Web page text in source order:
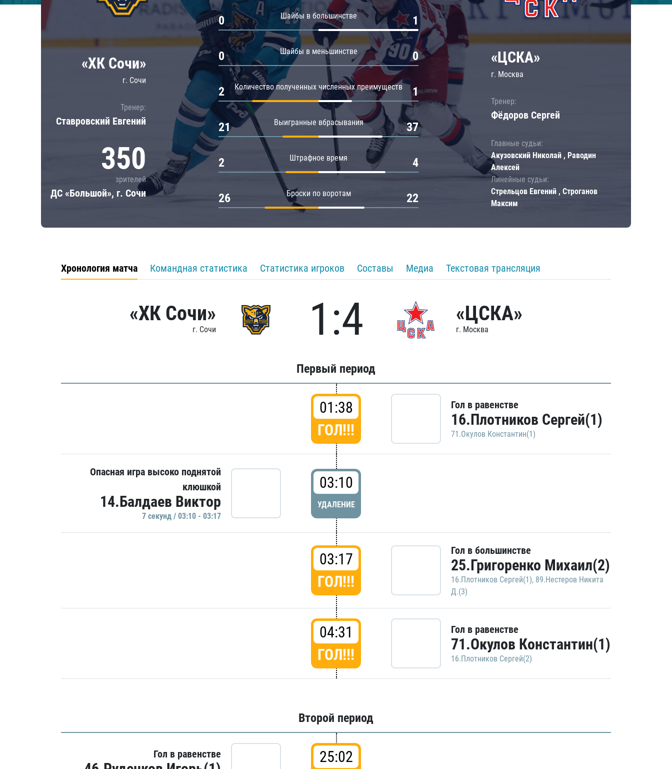
Локомотив
ЦСКА
Шанхайские Драконы
Амур
Барыс
Салават Юлаев
«ХК Сочи»
г. Сочи
Тренер:
Ставровский Евгений
350
зрителей
ДС «Большой», г. Сочи
Шайбы в большинстве
0 1
Шайбы в меньшинстве
0 0
Количество полученных численных преимуществ
2 1
Выигранные вбрасывания
21 37
Штрафное время
2 4
Броски по воротам
26 22
«ЦСКА»
г. Москва
Тренер:
Фёдоров Сергей
Главные судьи:
Акузовский Николай , Раводин
Алексей
Линейные судьи:
Стрельцов Евгений , Строганов
Максим
Хронология матча Командная статистика Статистика игроков Составы Медиа Текстовая трансляция
«ХК Сочи»
г. Сочи 1:4 «ЦСКА»
г. Москва
Первый период
01:38
ГОЛ!!!
Гол в равенстве
16.Плотников Сергей(1)
71.Окулов Константин(1)
Опасная игра высоко поднятой
клюшкой
14.Балдаев Виктор
7 секунд / 03:10 - 03:17
03:10
УДАЛЕНИЕ
03:17
ГОЛ!!!
Гол в большинстве
25.Григоренко Михаил(2)
16.Плотников Сергей(1), 89.Нестеров Никита
Д.(3)
04:31
ГОЛ!!!
Гол в равенстве
71.Окулов Константин(1)
16.Плотников Сергей(2)
Второй период
Гол в равенстве
25:02